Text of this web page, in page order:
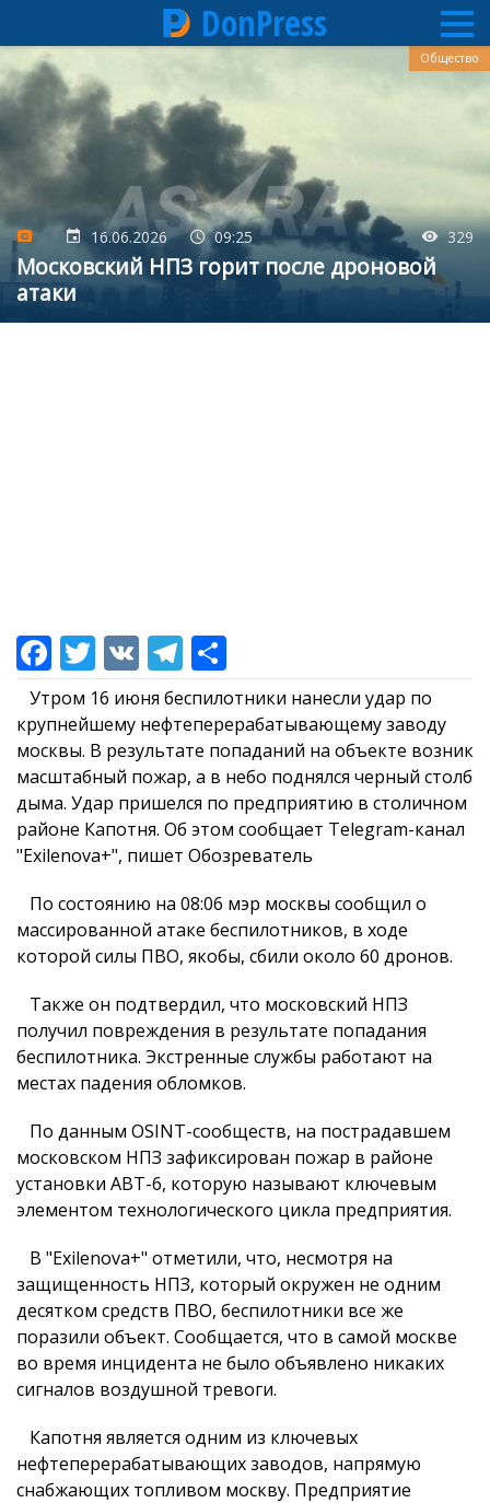
Перейти
к
основному
содержанию
DonPress
16.06.2026 09:25 329
Московский НПЗ горит после дроновой
атаки
Общество
Утром 16 июня беспилотники нанесли удар по
крупнейшему нефтеперерабатывающему заводу
москвы. В результате попаданий на объекте возник
масштабный пожар, а в небо поднялся черный столб
дыма. Удар пришелся по предприятию в столичном
районе Капотня. Об этом сообщает Telegram-канал
"Exilenova+", пишет Обозреватель
По состоянию на 08:06 мэр москвы сообщил о
массированной атаке беспилотников, в ходе
которой силы ПВО, якобы, сбили около 60 дронов.
Также он подтвердил, что московский НПЗ
получил повреждения в результате попадания
беспилотника. Экстренные службы работают на
местах падения обломков.
По данным OSINT-сообществ, на пострадавшем
московском НПЗ зафиксирован пожар в районе
установки АВТ-6, которую называют ключевым
элементом технологического цикла предприятия.
В "Exilenova+" отметили, что, несмотря на
защищенность НПЗ, который окружен не одним
десятком средств ПВО, беспилотники все же
поразили объект. Сообщается, что в самой москве
во время инцидента не было объявлено никаких
сигналов воздушной тревоги.
Капотня является одним из ключевых
нефтеперерабатывающих заводов, напрямую
снабжающих топливом москву. Предприятие